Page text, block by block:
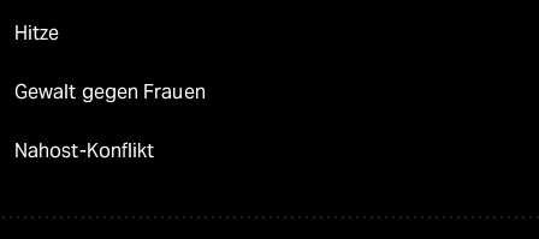
Hitze
Gewalt gegen Frauen
Nahost-Konflikt